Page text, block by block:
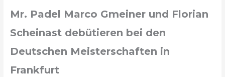
Mr. Padel Marco Gmeiner und Florian
Scheinast debütieren bei den
Deutschen Meisterschaften in
Frankfurt